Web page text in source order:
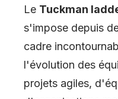
Le Tuckman
s'impose depuis
cadre
l'évolution des
projets agiles,